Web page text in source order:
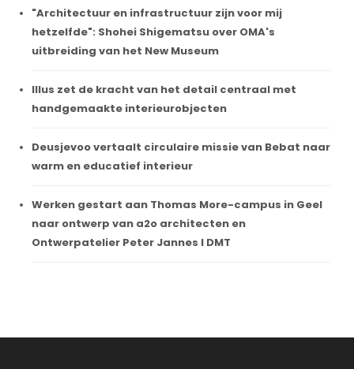
"Architectuur en infrastructuur zijn voor mij
hetzelfde": Shohei Shigematsu over OMA's
uitbreiding van het New Museum
Illus zet de kracht van het detail centraal met
handgemaakte interieurobjecten
Deusjevoo vertaalt circulaire missie van Bebat naar
warm en educatief interieur
Werken gestart aan Thomas More-campus in Geel
naar ontwerp van a2o architecten en
Ontwerpatelier Peter Jannes I DMT